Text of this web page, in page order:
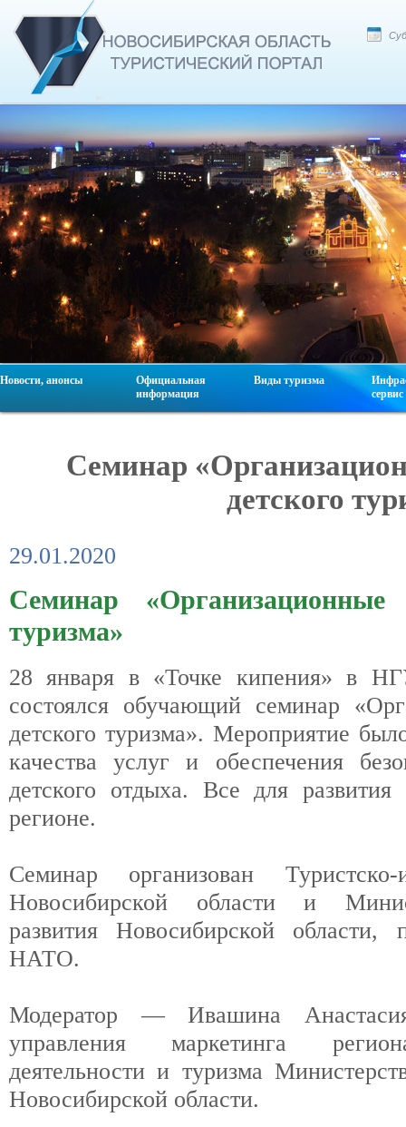
Новости, анонсы
Официальная
информация
Виды туризма
сервис
Семинар
детского
29.01.2020
Семинар «Организационные
туризма»
28 января в «Точке кипения» в
состоялся обучающий семинар
детского туризма». Мероприятие
качества услуг и обеспечения
детского отдыха. Все для
регионе.
Семинар организован
Новосибирской области и
развития Новосибирской
НАТО.
Модератор — Ивашина Анастасия
управления маркетинга
деятельности и туризма
Новосибирской области.